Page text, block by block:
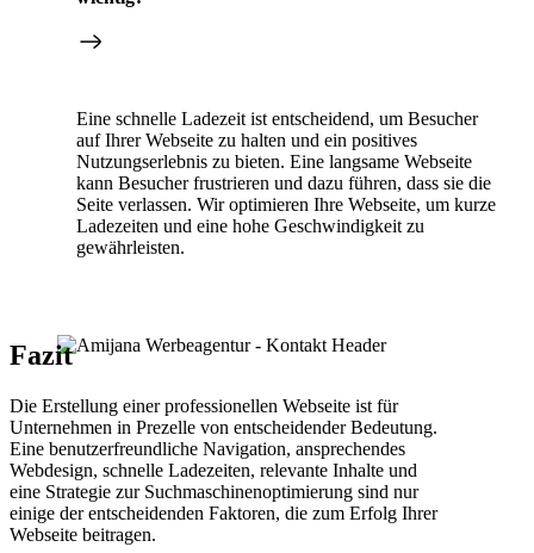
Eine schnelle Ladezeit ist entscheidend, um Besucher
auf Ihrer Webseite zu halten und ein positives
Nutzungserlebnis zu bieten. Eine langsame Webseite
kann Besucher frustrieren und dazu führen, dass sie die
Seite verlassen. Wir optimieren Ihre Webseite, um kurze
Ladezeiten und eine hohe Geschwindigkeit zu
gewährleisten.
Fazit
Die Erstellung einer professionellen Webseite ist für
Unternehmen in Prezelle von entscheidender Bedeutung.
Eine benutzerfreundliche Navigation, ansprechendes
Webdesign, schnelle Ladezeiten, relevante Inhalte und
eine Strategie zur Suchmaschinenoptimierung sind nur
einige der entscheidenden Faktoren, die zum Erfolg Ihrer
Webseite beitragen.